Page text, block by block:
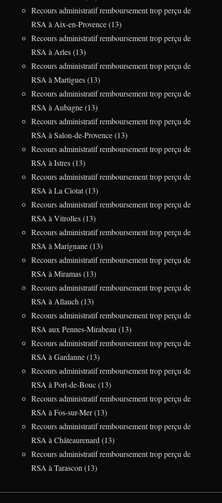
Recours administratif remboursement trop perçu de
RSA à Aix-en-Provence (13)
Recours administratif remboursement trop perçu de
RSA à Arles (13)
Recours administratif remboursement trop perçu de
RSA à Martigues (13)
Recours administratif remboursement trop perçu de
RSA à Aubagne (13)
Recours administratif remboursement trop perçu de
RSA à Salon-de-Provence (13)
Recours administratif remboursement trop perçu de
RSA à Istres (13)
Recours administratif remboursement trop perçu de
RSA à La Ciotat (13)
Recours administratif remboursement trop perçu de
RSA à Vitrolles (13)
Recours administratif remboursement trop perçu de
RSA à Marignane (13)
Recours administratif remboursement trop perçu de
RSA à Miramas (13)
Recours administratif remboursement trop perçu de
RSA à Allauch (13)
Recours administratif remboursement trop perçu de
RSA aux Pennes-Mirabeau (13)
Recours administratif remboursement trop perçu de
RSA à Gardanne (13)
Recours administratif remboursement trop perçu de
RSA à Port-de-Bouc (13)
Recours administratif remboursement trop perçu de
RSA à Fos-sur-Mer (13)
Recours administratif remboursement trop perçu de
RSA à Châteaurenard (13)
Recours administratif remboursement trop perçu de
RSA à Tarascon (13)